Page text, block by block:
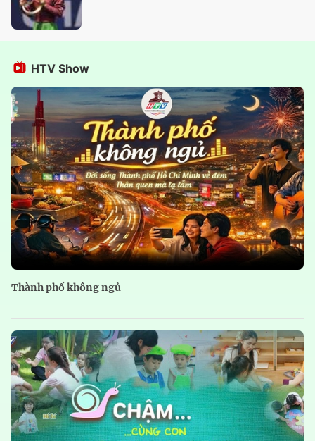
HTV Show
Thành phố không ngủ